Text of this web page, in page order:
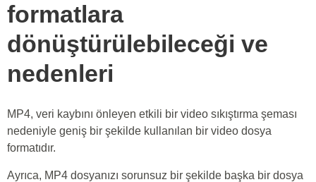
formatlara
dönüştürülebileceği ve
nedenleri
MP4, veri kaybını önleyen etkili bir video sıkıştırma şeması
nedeniyle geniş bir şekilde kullanılan bir video dosya
formatıdır.
Ayrıca, MP4 dosyanızı sorunsuz bir şekilde başka bir dosya